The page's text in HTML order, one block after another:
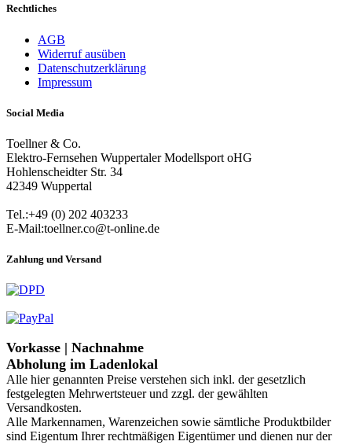
Rechtliches
AGB
Widerruf ausüben
Datenschutzerklärung
Impressum
Social Media
Toellner & Co.
Elektro-Fernsehen Wuppertaler Modellsport oHG
Hohlenscheidter Str. 34
42349 Wuppertal
Tel.:+49 (0) 202 403233
E-Mail:toellner.co@t-online.de
Zahlung und Versand
Vorkasse | Nachnahme
Abholung im Ladenlokal
Alle hier genannten Preise verstehen sich inkl. der gesetzlich
festgelegten Mehrwertsteuer und zzgl. der gewählten
Versandkosten.
Alle Markennamen, Warenzeichen sowie sämtliche Produktbilder
sind Eigentum Ihrer rechtmäßigen Eigentümer und dienen nur der